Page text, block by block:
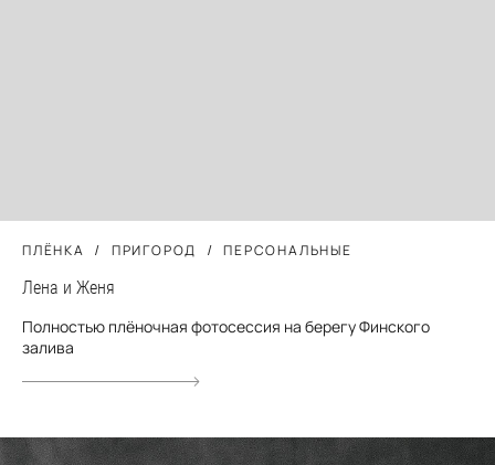
ПЛЁНКА ПРИГОРОД ПЕРСОНАЛЬНЫЕ
Лена и Женя
Полностью плёночная фотосессия на берегу Финского
залива